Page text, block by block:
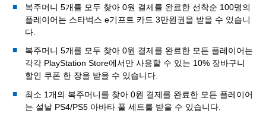
복주머니 5개를 모두 찾아 0원 결제를 완료한 선착순 100명의
플레이어는 스타벅스 e기프트 카드 3만원권을 받을 수 있습니
다.
복주머니 5개를 모두 찾아 0원 결제를 완료한 모든 플레이어는
각각 PlayStation Store에서만 사용할 수 있는 10% 장바구니
할인 쿠폰 한 장을 받을 수 있습니다.
최소 1개의 복주머니를 찾아 0원 결제를 완료한 모든 플레이어
는 설날 PS4/PS5 아바타 풀 세트를 받을 수 있습니다.